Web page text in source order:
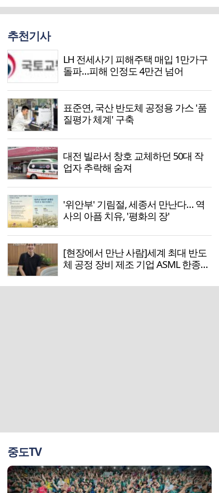
추천기사
LH 전세사기 피해주택 매입 1만가구
돌파…피해 인정도 4만건 넘어
표준연, 국산 반도체 공정용 가스 '품
질평가 체계' 구축
대전 빌라서 창호 교체하던 50대 작
업자 추락해 숨져
'위안부' 기림절, 세종서 만난다… 역
사의 아픔 치유, '평화의 장'
[현장에서 만난 사람]세계 최대 반도
체 공정 장비 제조 기업 ASML 한종호
중도TV